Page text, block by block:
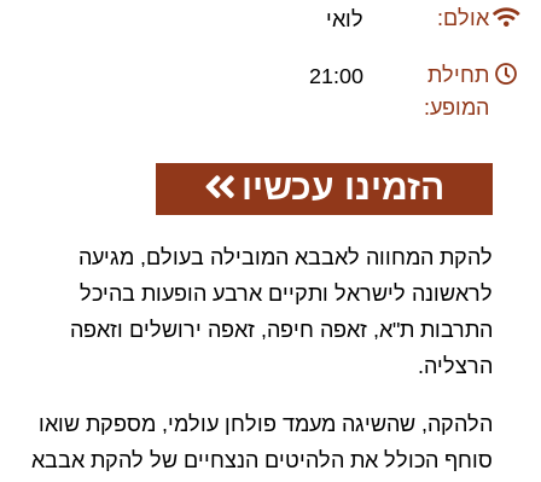
אולם: לואי
תחילת
המופע:
21:00
הזמינו עכשיו
להקת המחווה לאבבא המובילה בעולם, מגיעה
לראשונה לישראל ותקיים ארבע הופעות בהיכל
התרבות ת"א, זאפה חיפה, זאפה ירושלים וזאפה
הרצליה.
הלהקה, שהשיגה מעמד פולחן עולמי, מספקת שואו
סוחף הכולל את הלהיטים הנצחיים של להקת אבבא